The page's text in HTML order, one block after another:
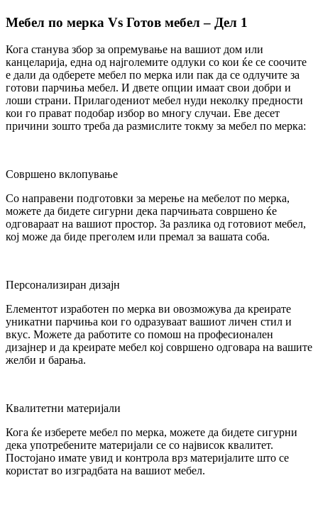
Мебел по мерка Vs Готов мебел – Дел 1
Кога станува збор за опремување на вашиот дом или
канцеларија, една од најголемите одлуки со кои ќе се соочите
е дали да одберете мебел по мерка или пак да се одлучите за
готови парчиња мебел. И двете опции имаат свои добри и
лоши страни. Прилагодениот мебел нуди неколку предности
кои го прават подобар избор во многу случаи. Еве десет
причини зошто треба да размислите токму за мебел по мерка:
Совршено вклопување
Со направени подготовки за мерење на мебелот по мерка,
можете да бидете сигурни дека парчињата совршено ќе
одговараат на вашиот простор. За разлика од готовиот мебел,
кој може да биде преголем или премал за вашата соба.
Персонализиран дизајн
Елементот изработен по мерка ви овозможува да креирате
уникатни парчиња кои го одразуваат вашиот личен стил и
вкус. Можете да работите со помош на професионален
дизајнер и да креирате мебел кој совршено одговара на вашите
желби и барања.
Квалитетни материјали
Кога ќе изберете мебел по мерка, можете да бидете сигурни
дека употребените материјали се со највисок квалитет.
Постојано имате увид и контрола врз материјалите што се
користат во изградбата на вашиот мебел.